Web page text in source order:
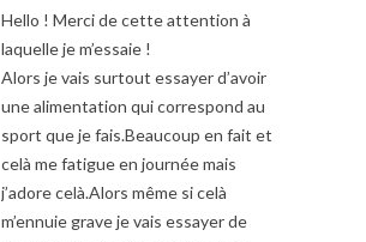
Hello ! Merci de cette attention à
laquelle je m’essaie !
Alors je vais surtout essayer d’avoir
une alimentation qui correspond au
sport que je fais.Beaucoup en fait et
celà me fatigue en journée mais
j’adore celà.Alors même si celà
m’ennuie grave je vais essayer de